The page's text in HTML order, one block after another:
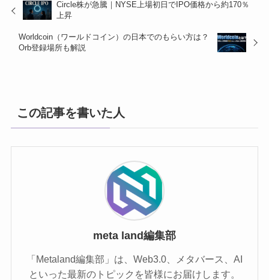
Circle株が急騰｜NYSE上場初日でIPO価格から約170％
上昇
Worldcoin（ワールドコイン）の日本でのもらい方は？
Orb登録場所も解説
この記事を書いた人
meta land編集部
「Metaland編集部」は、Web3.0、メタバース、AI
といった最新のトピックを皆様にお届けします。